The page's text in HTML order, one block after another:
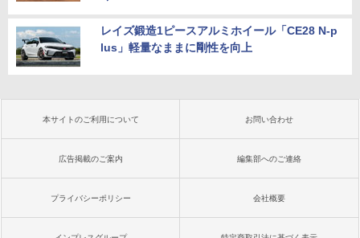
レイズ鍛造1ピースアルミホイール「CE28 N-p
lus」軽量なままに剛性を向上
本サイトのご利用について お問い合わせ
広告掲載のご案内 編集部へのご連絡
プライバシーポリシー 会社概要